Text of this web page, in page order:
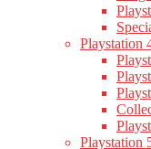
Playstation
Playstation